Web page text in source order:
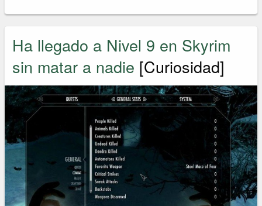
Ha llegado a Nivel 9 en Skyrim
sin matar a nadie [Curiosidad]